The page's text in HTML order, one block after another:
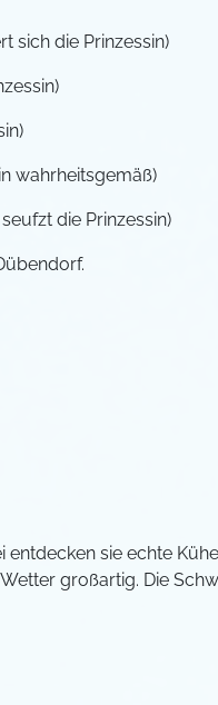
sich die Prinzessin)
wahrheitsgemäß)
die Prinzessin)
entdecken sie echte
großartig. Die